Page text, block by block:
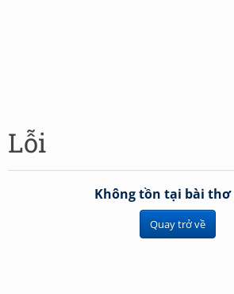
Lỗi
Không tồn tại bài thơ